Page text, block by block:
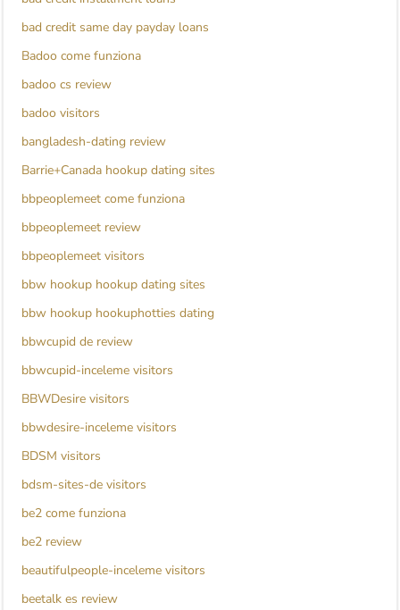
bad credit same day payday loans
Badoo come funziona
badoo cs review
badoo visitors
bangladesh-dating review
Barrie+Canada hookup dating sites
bbpeoplemeet come funziona
bbpeoplemeet review
bbpeoplemeet visitors
bbw hookup hookup dating sites
bbw hookup hookuphotties dating
bbwcupid de review
bbwcupid-inceleme visitors
BBWDesire visitors
bbwdesire-inceleme visitors
BDSM visitors
bdsm-sites-de visitors
be2 come funziona
be2 review
beautifulpeople-inceleme visitors
beetalk es review